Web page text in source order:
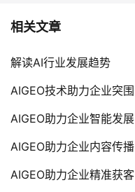
相关文章
解读AI行业发展趋势
AIGEO技术助力企业突围
AIGEO助力企业智能发展
AIGEO助力企业内容传播
AIGEO助力企业精准获客